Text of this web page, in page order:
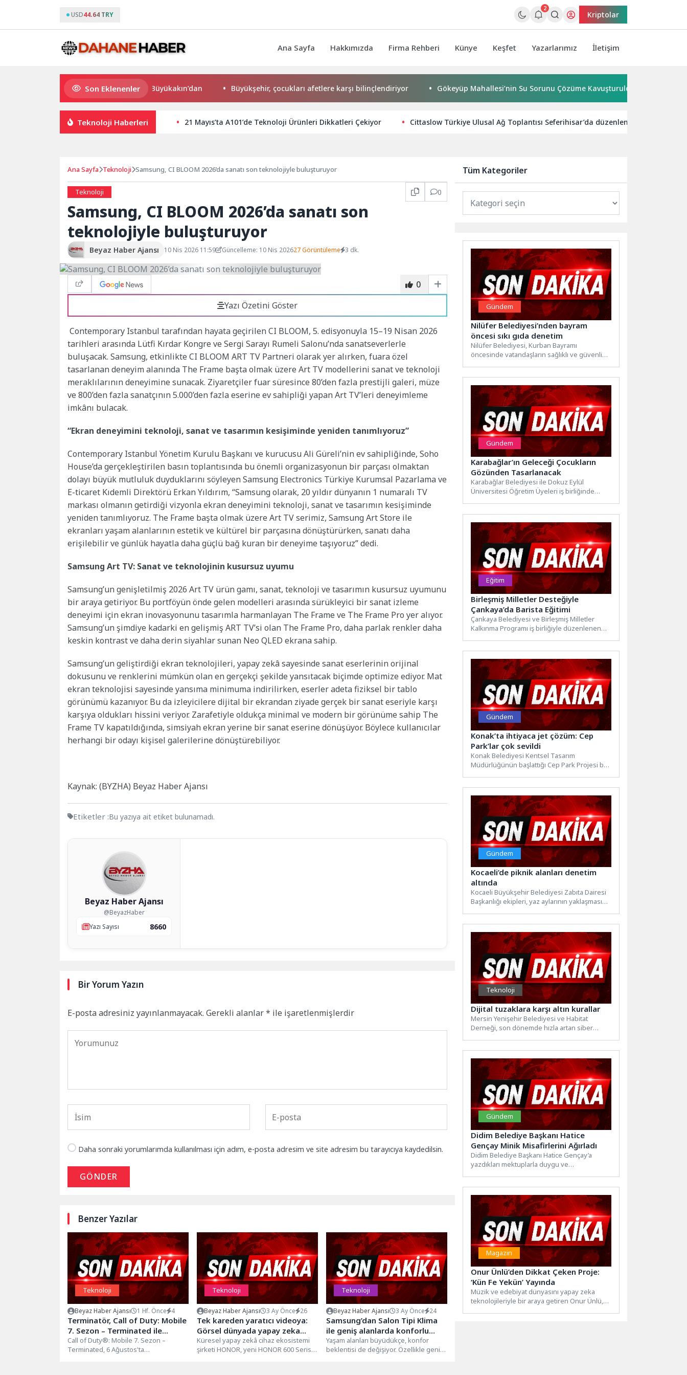
USD44.64 TRY
2
Kriptolar
Ana Sayfa Hakkımızda Firma Rehberi Künye Keşfet Yazarlarımız İletişim
Son Eklenenler
Süper Enduro’da start Başkan Büyükakın’dan Büyükşehir, çocukları afetlere karşı bilinçlendiriyor Gökeyüp Mahallesi’nin Su Sorunu Çözüme Kavuşturuldu
Teknoloji Haberleri 21 Mayıs’ta A101’de Teknoloji Ürünleri Dikkatleri Çekiyor Cittaslow Türkiye Ulusal Ağ Toplantısı Seferihisar’da düzenlenecek
Ana Sayfa Teknoloji Samsung, CI BLOOM 2026’da sanatı son teknolojiyle buluşturuyor
Teknoloji 0
Samsung, CI BLOOM 2026’da sanatı son
teknolojiyle buluşturuyor
Beyaz Haber Ajansı 10 Nis 2026 11:59 Güncelleme: 10 Nis 202627 Görüntüleme 3 dk.
0
Yazı Özetini Göster
Contemporary Istanbul tarafından hayata geçirilen CI BLOOM, 5. edisyonuyla 15–19 Nisan 2026
tarihleri arasında Lütfi Kırdar Kongre ve Sergi Sarayı Rumeli Salonu’nda sanatseverlerle
buluşacak. Samsung, etkinlikte CI BLOOM ART TV Partneri olarak yer alırken, fuara özel
tasarlanan deneyim alanında The Frame başta olmak üzere Art TV modellerini sanat ve teknoloji
meraklılarının deneyimine sunacak. Ziyaretçiler fuar süresince 80’den fazla prestijli galeri, müze
ve 800’den fazla sanatçının 5.000’den fazla eserine ev sahipliği yapan Art TV’leri deneyimleme
imkânı bulacak.
“Ekran deneyimini teknoloji, sanat ve tasarımın kesişiminde yeniden tanımlıyoruz”
Contemporary Istanbul Yönetim Kurulu Başkanı ve kurucusu Ali Güreli’nin ev sahipliğinde, Soho
House’da gerçekleştirilen basın toplantısında bu önemli organizasyonun bir parçası olmaktan
dolayı büyük mutluluk duyduklarını söyleyen Samsung Electronics Türkiye Kurumsal Pazarlama ve
E-ticaret Kıdemli Direktörü Erkan Yıldırım, “Samsung olarak, 20 yıldır dünyanın 1 numaralı TV
markası olmanın getirdiği vizyonla ekran deneyimini teknoloji, sanat ve tasarımın kesişiminde
yeniden tanımlıyoruz. The Frame başta olmak üzere Art TV serimiz, Samsung Art Store ile
ekranları yaşam alanlarının estetik ve kültürel bir parçasına dönüştürürken, sanatı daha
erişilebilir ve günlük hayatla daha güçlü bağ kuran bir deneyime taşıyoruz” dedi.
Samsung Art TV: Sanat ve teknolojinin kusursuz uyumu
Samsung’un genişletilmiş 2026 Art TV ürün gamı, sanat, teknoloji ve tasarımın kusursuz uyumunu
bir araya getiriyor. Bu portföyün önde gelen modelleri arasında sürükleyici bir sanat izleme
deneyimi için ekran inovasyonunu tasarımla harmanlayan The Frame ve The Frame Pro yer alıyor.
Samsung’un şimdiye kadarki en gelişmiş ART TV’si olan The Frame Pro, daha parlak renkler daha
keskin kontrast ve daha derin siyahlar sunan Neo QLED ekrana sahip.
Samsung’un geliştirdiği ekran teknolojileri, yapay zekâ sayesinde sanat eserlerinin orijinal
dokusunu ve renklerini mümkün olan en gerçekçi şekilde yansıtacak biçimde optimize ediyor. Mat
ekran teknolojisi sayesinde yansıma minimuma indirilirken, eserler adeta fiziksel bir tablo
görünümü kazanıyor. Bu da izleyicilere dijital bir ekrandan ziyade gerçek bir sanat eseriyle karşı
karşıya oldukları hissini veriyor. Zarafetiyle oldukça minimal ve modern bir görünüme sahip The
Frame TV kapatıldığında, simsiyah ekran yerine bir sanat eserine dönüşüyor. Böylece kullanıcılar
herhangi bir odayı kişisel galerilerine dönüştürebiliyor.
Kaynak: (BYZHA) Beyaz Haber Ajansı
Etiketler :Bu yazıya ait etiket bulunamadı.
Beyaz Haber Ajansı
@BeyazHaber
Yazı Sayısı
8660
Bir Yorum Yazın
E-posta adresiniz yayınlanmayacak. Gerekli alanlar* ile işaretlenmişlerdir
Daha sonraki yorumlarımda kullanılması için adım, e-posta adresim ve site adresim bu tarayıcıya kaydedilsin.
GÖNDER
Benzer Yazılar
Teknoloji
Beyaz Haber Ajansı 1 Hf. Önce 4
Terminatör, Call of Duty: Mobile
7. Sezon – Terminated ile
Geliyor
Call of Duty®: Mobile 7. Sezon –
Terminated, 6 Ağustos'ta
Teknoloji
Beyaz Haber Ajansı 3 Ay Önce 26
Tek kareden yaratıcı videoya:
Görsel dünyada yapay zeka
dönemi
Küresel yapay zekâ cihaz ekosistemi
şirketi HONOR, yeni HONOR 600 Serisi
Teknoloji
Beyaz Haber Ajansı 3 Ay Önce 24
Samsung’dan Salon Tipi Klima
ile geniş alanlarda konforlu
serinlik
Yaşam alanları büyüdükçe, konfor
beklentisi de değişiyor. Özellikle geniş
Tüm Kategoriler
Gündem
Nilüfer Belediyesi’nden bayram
öncesi sıkı gıda denetim
Nilüfer Belediyesi, Kurban Bayramı
öncesinde vatandaşların sağlıklı ve güvenli
Gündem
Karabağlar’ın Geleceği Çocukların
Gözünden Tasarlanacak
Karabağlar Belediyesi ile Dokuz Eylül
Üniversitesi Öğretim Üyeleri iş birliğinde
Eğitim
Birleşmiş Milletler Desteğiyle
Çankaya’da Barista Eğitimi
Çankaya Belediyesi ve Birleşmiş Milletler
Kalkınma Programı iş birliğiyle düzenlenen
Gündem
Konak’ta ihtiyaca jet çözüm: Cep
Park’lar çok sevildi
Konak Belediyesi Kentsel Tasarım
Müdürlüğünün başlattığı Cep Park Projesi bu
Gündem
Kocaeli’de piknik alanları denetim
altında
Kocaeli Büyükşehir Belediyesi Zabıta Dairesi
Başkanlığı ekipleri, yaz aylarının yaklaşmasıyla
Teknoloji
Dijital tuzaklara karşı altın kurallar
Mersin Yenişehir Belediyesi ve Habitat
Derneği, son dönemde hızla artan siber
Gündem
Didim Belediye Başkanı Hatice
Gençay Minik Misafirlerini Ağırladı
Didim Belediye Başkanı Hatice Gençay’a
yazdıkları mektuplarla duygu ve
Magazin
Onur Ünlü’den Dikkat Çeken Proje:
‘Kün Fe Yekün’ Yayında
Müzik ve edebiyat dünyasını yapay zeka
teknolojileriyle bir araya getiren Onur Ünlü,